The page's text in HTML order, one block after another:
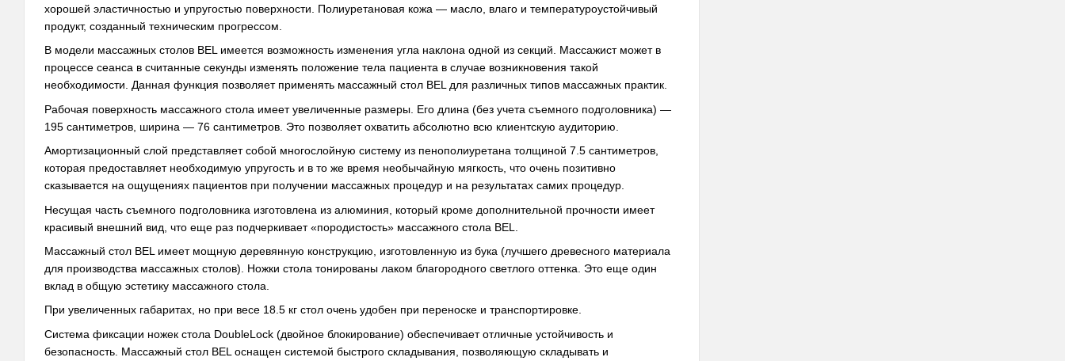
хорошей эластичностью и упругостью поверхности. Полиуретановая кожа — масло, влаго и температуроустойчивый
продукт, созданный техническим прогрессом.
В модели массажных столов BEL имеется возможность изменения угла наклона одной из секций. Массажист может в
процессе сеанса в считанные секунды изменять положение тела пациента в случае возникновения такой
необходимости. Данная функция позволяет применять массажный стол BEL для различных типов массажных практик.
Рабочая поверхность массажного стола имеет увеличенные размеры. Его длина (без учета съемного подголовника) —
195 сантиметров, ширина — 76 сантиметров. Это позволяет охватить абсолютно всю клиентскую аудиторию.
Амортизационный слой представляет собой многослойную систему из пенополиуретана толщиной 7.5 сантиметров,
которая предоставляет необходимую упругость и в то же время необычайную мягкость, что очень позитивно
сказывается на ощущениях пациентов при получении массажных процедур и на результатах самих процедур.
Несущая часть съемного подголовника изготовлена из алюминия, который кроме дополнительной прочности имеет
красивый внешний вид, что еще раз подчеркивает «породистость» массажного стола BEL.
Массажный стол BEL имеет мощную деревянную конструкцию, изготовленную из бука (лучшего древесного материала
для производства массажных столов). Ножки стола тонированы лаком благородного светлого оттенка. Это еще один
вклад в общую эстетику массажного стола.
При увеличенных габаритах, но при весе 18.5 кг стол очень удобен при переноске и транспортировке.
Система фиксации ножек стола DoubleLock (двойное блокирование) обеспечивает отличные устойчивость и
безопасность. Массажный стол BEL оснащен системой быстрого складывания, позволяющую складывать и